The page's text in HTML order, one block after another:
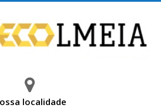
localidade